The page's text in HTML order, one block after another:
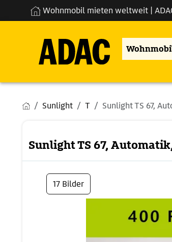
Wohnmobil mieten weltweit |
Sunlight T Sunlight TS 67,
Sunlight TS 67,
17 Bilder